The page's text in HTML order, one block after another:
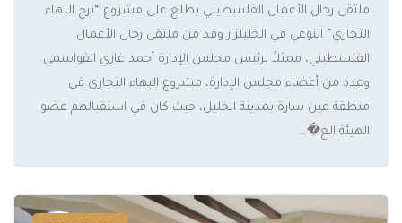
ملتقى رجال الأعمال الفلسطيني يطلع على مشروع “برج البهاء
التجاري” النوعي في الخليلزار وفد من ملتقى رجال الأعمال
الفلسطيني، ممثلاً برئيس مجلس الإدارة أحمد غازي القواسمي
وعدد من أعضاء مجلس الإدارة، مشروع البهاء التجاري في
منطقة عين سارة بمدينة الخليل، حيث كان في استقبالهم عضو
الهيئة الع�...